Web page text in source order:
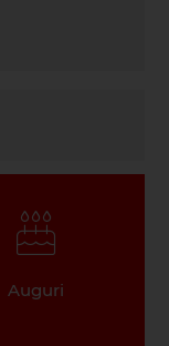
Auguri